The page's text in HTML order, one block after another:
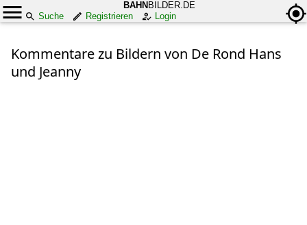
BAHN BILDER.DE
Suche
Registrieren Login
Kommentare zu Bildern von De Rond Hans
und Jeanny